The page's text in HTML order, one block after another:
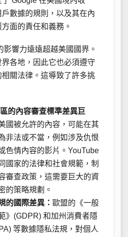
數據的規則，以及其在內
面的責任和義務。
影響力遠遠超越美國國界。
各地，因此它也必須遵守
關法律。這導致了許多挑
的內容審查標準差異巨
國被允許的內容，可能在其
非法或不當，例如涉及仇恨
色情內容的影片。YouTube
國家的法律和社會規範，制
審查政策，這需要巨大的資
的策略規劃。
的國際差異： 歐盟的《一般
》(GDPR) 和加州消費者隱
等數據隱私法規，對個人